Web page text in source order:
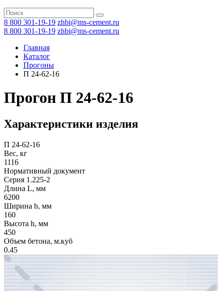
8 800 301-19-19 zhbi@ms-cement.ru
8 800 301-19-19 zhbi@ms-cement.ru
Главная
Каталог
Прогоны
П 24-62-16
Прогон П 24-62-16
Характеристики изделия
П 24-62-16
Вес, кг
1116
Нормативный документ
Серия 1.225-2
Длина L, мм
6200
Ширина b, мм
160
Высота h, мм
450
Объем бетона, м.куб
0.45